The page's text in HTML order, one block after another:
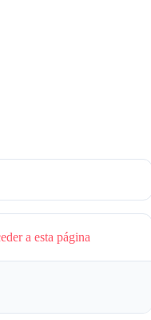
a esta página